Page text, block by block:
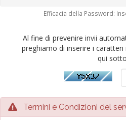
Efficacia della Password:
Al fine di prevenire invii
preghiamo di inserire i
qui
Termini e Condizioni del